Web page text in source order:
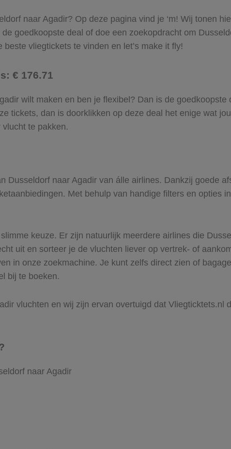
naar Agadir? Op deze pagina vind je ‘m! Wij tonen
goedkoopste deal of doe een zoekopdracht om
vliegtickets te vinden en let’s make it fly!
€ 176.71
wilt maken en ben je flexibel? Dan is de goedkoopste
tickets, dan is doorklikken op deze deal het enige wat
te pakken.
Dusseldorf naar Agadir van álle airlines. Dankzij goede
Met behulp van handige filters en opties
keuze. Er zijn natuurlijk meerdere airlines die
uit en sorteer je de vluchten liever op vertrek- of
in onze zoekmachine. Je kunt zelfs direct zien of
bij te boeken.
vluchten en wij zijn ervan overtuigd dat Vliegticktets.nl
naar Agadir